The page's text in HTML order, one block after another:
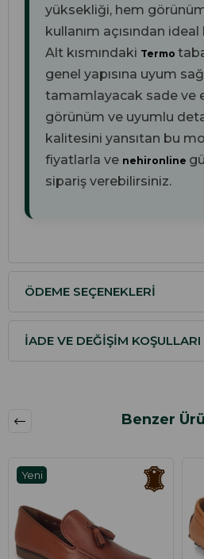
yüksekliği, hem
kullanım açısından
Alt kısmındaki Termo
genel yapısına uyum
tamamlayacak sade ve
görünüm ve uyumlu
kalitesini yansıtan bu
fiyatlarla ve nehironline
sipariş verebilirsiniz.
ÖDEME SEÇENEKLERI
İADE VE DEĞIŞIM KOŞULLARI
Benzer
Yeni